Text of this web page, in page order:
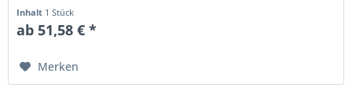
Inhalt 1 Stück
ab 51,58 € *
Merken